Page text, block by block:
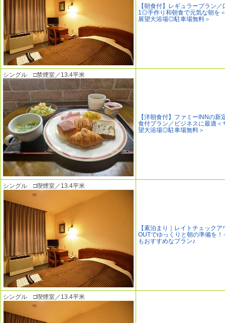
【朝食付】レギュラープラン
1◎手作り和朝食で元気な朝を
展望大浴場◎駐車場無料＞
シングル □禁煙室／13.4平米
【洋朝食付】ファミーINNの新
食付プラン／ビジネスに最適＜
望大浴場◎駐車場無料＞
シングル □喫煙室／13.4平米
【素泊まり｜レイトチェック
OUTでゆっくりと朝の準備を！
もおすすめなプラン♪
シングル □喫煙室／13.4平米